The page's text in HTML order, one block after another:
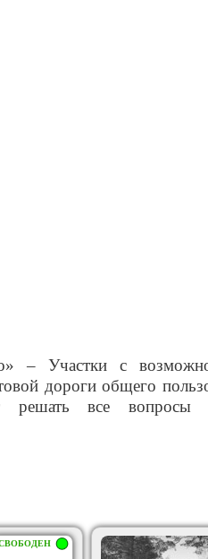
– Участки с
дороги общего
решать все вопросы
не платить
к